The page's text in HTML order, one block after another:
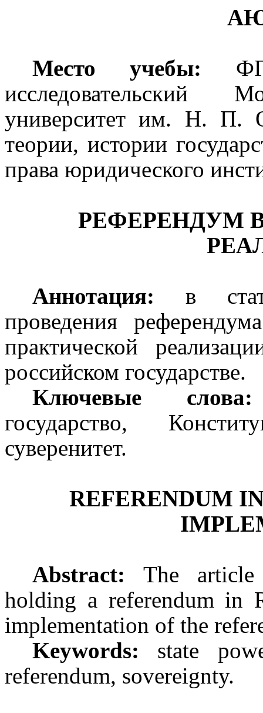
Место учебы:
исследовательский
университет им. Н. П.
теории, истории
права юридического
РЕФЕРЕНДУМ
Аннотация: в
проведения
практической
российском государстве.
Ключевые слова:
государство,
суверенитет.
REFERENDUM
Abstract: The
holding a referendum in
implementation of the
Keywords: state
referendum, sovereignty.